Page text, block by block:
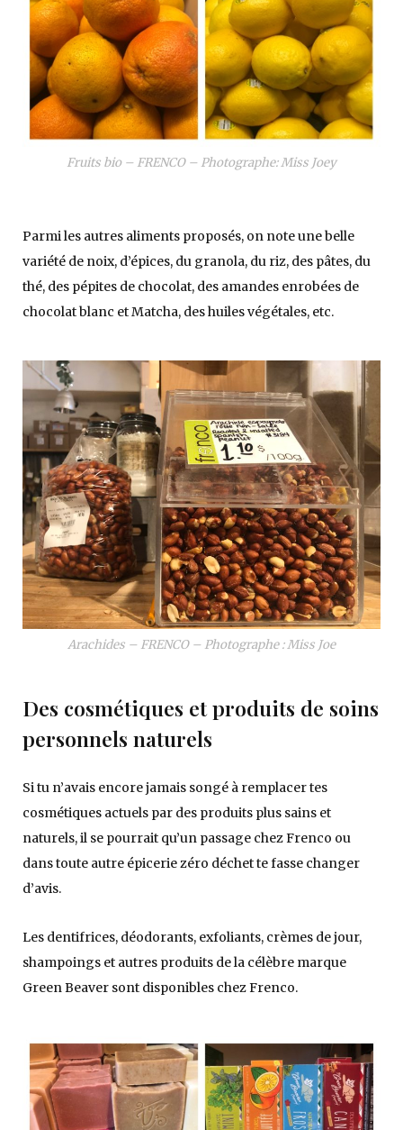
Fruits bio – FRENCO – Photographe: Miss Joey
Parmi les autres aliments proposés, on note une belle
variété de noix, d’épices, du granola, du riz, des pâtes, du
thé, des pépites de chocolat, des amandes enrobées de
chocolat blanc et Matcha, des huiles végétales, etc.
Arachides – FRENCO – Photographe : Miss Joe
Des cosmétiques et produits de soins
personnels naturels
Si tu n’avais encore jamais songé à remplacer tes
cosmétiques actuels par des produits plus sains et
naturels, il se pourrait qu’un passage chez Frenco ou
dans toute autre épicerie zéro déchet te fasse changer
d’avis.
Les dentifrices, déodorants, exfoliants, crèmes de jour,
shampoings et autres produits de la célèbre marque
Green Beaver sont disponibles chez Frenco.